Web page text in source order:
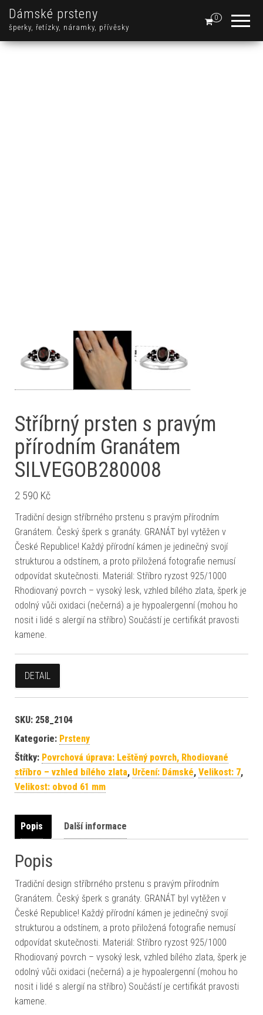
Dámské prsteny
šperky, řetízky, náramky, přívěsky
0
Stříbrný prsten s pravým
přírodním Granátem
SILVEGOB280008
2 590 Kč
Tradiční design stříbrného prstenu s pravým přírodním
Granátem. Český šperk s granáty. GRANÁT byl vytěžen v
České Republice! Každý přírodní kámen je jedinečný svojí
strukturou a odstínem, a proto přiložená fotografie nemusí
odpovídat skutečnosti. Materiál: Stříbro ryzost 925/1000
Rhodiovaný povrch – vysoký lesk, vzhled bílého zlata, šperk je
odolný vůči oxidaci (nečerná) a je hypoalergenní (mohou ho
nosit i lidé s alergií na stříbro) Součástí je certifikát pravosti
kamene.
DETAIL
SKU: 258_2104
Kategorie: Prsteny
Štítky: Povrchová úprava: Leštěný povrch, Rhodiované
stříbro – vzhled bílého zlata, Určení: Dámské, Velikost: 7,
Velikost: obvod 61 mm
Popis Další informace
Popis
Tradiční design stříbrného prstenu s pravým přírodním
Granátem. Český šperk s granáty. GRANÁT byl vytěžen v
České Republice! Každý přírodní kámen je jedinečný svojí
strukturou a odstínem, a proto přiložená fotografie nemusí
odpovídat skutečnosti. Materiál: Stříbro ryzost 925/1000
Rhodiovaný povrch – vysoký lesk, vzhled bílého zlata, šperk je
odolný vůči oxidaci (nečerná) a je hypoalergenní (mohou ho
nosit i lidé s alergií na stříbro) Součástí je certifikát pravosti
kamene.